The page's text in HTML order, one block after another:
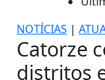
NOTÍCIAS |
Catorze
distritos